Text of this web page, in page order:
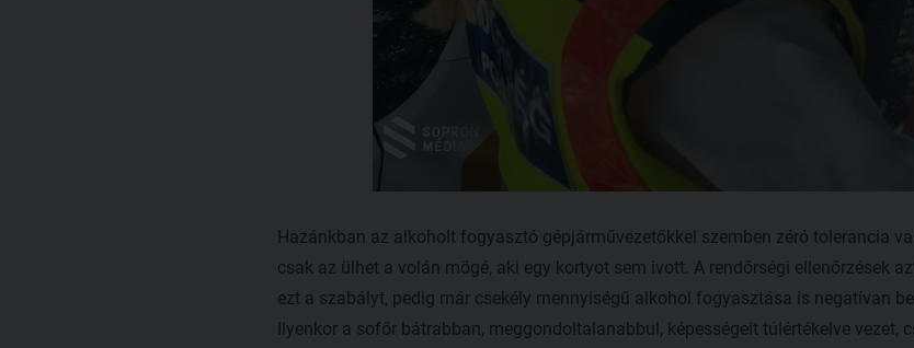
Hazánkban az alkoholt fogyasztó gépjárművezetőkkel szemben zéró tolerancia
csak az ülhet a volán mögé, aki egy kortyot sem ivott. A rendőrségi ellenőrzések
ezt a szabályt, pedig már csekély mennyiségű alkohol fogyasztása is negatívan
Ilyenkor a sofőr bátrabban, meggondoltalanabbul, képességeit túlértékelve vezet,